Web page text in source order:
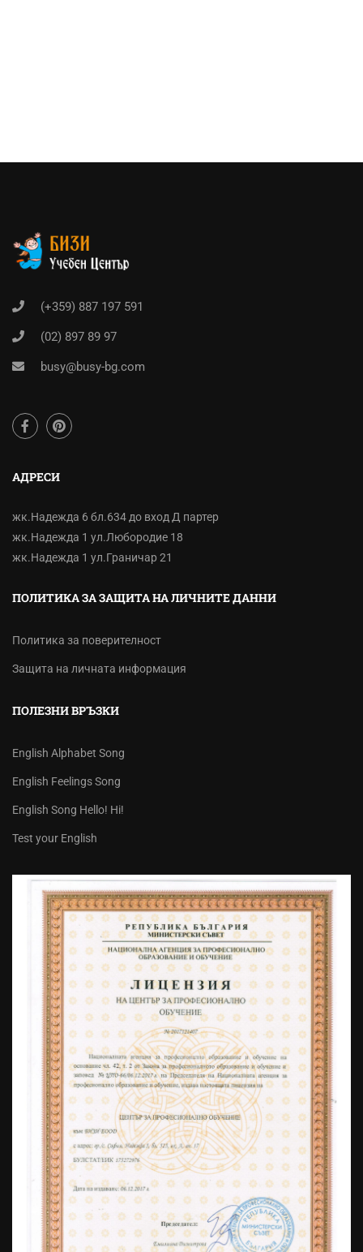
(+359) 887 197 591
(02) 897 89 97
busy@busy-bg.com
АДРЕСИ
жк.Надежда 6 бл.634 до вход Д партер
жк.Надежда 1 ул.Любородие 18
жк.Надежда 1 ул.Граничар 21
ПОЛИТИКА ЗА ЗАЩИТА НА ЛИЧНИТЕ ДАННИ
Политика за поверителност
Защита на личната информация
ПОЛЕЗНИ ВРЪЗКИ
English Alphabet Song
English Feelings Song
English Song Hello! Hi!
Test your English